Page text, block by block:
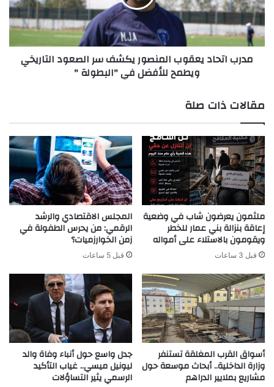
سر
الصعود
التاريخي
ويطمح
للأفضل
مدرب اتحاد يعقوب المنصور يكشف سر الصعود التاريخي
ويطمح للأفضل في "البطولة "
مقالات ذات صلة
ملثمون يعرضون شاب في وضعية
إعاقة بنزالة بني عمار للخطر
ويقومون بالاستلاء على أمواله
قبل 3 ساعات
المجلس الاقتصادي والرشد
الرقمي: من يحرس الطفولة في
زمن الخوارزميات؟
قبل 5 ساعات
أسواق القرب المغلقة تستنفر
وزارة الداخلية.. أبحاث موسعة حول
مشاريع بملايير الدراهم
جدل واسع حول أنباء وفاة والد
ليونيل ميسي.. غياب التأكيد
الرسمي يثير التساؤلات